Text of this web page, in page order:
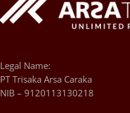
Legal Name:
PT Trisaka Arsa Caraka
NIB – 9120113130218